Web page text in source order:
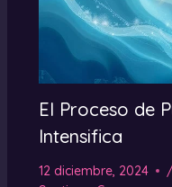
El Proceso de
Intensifica
12 diciembre, 2024